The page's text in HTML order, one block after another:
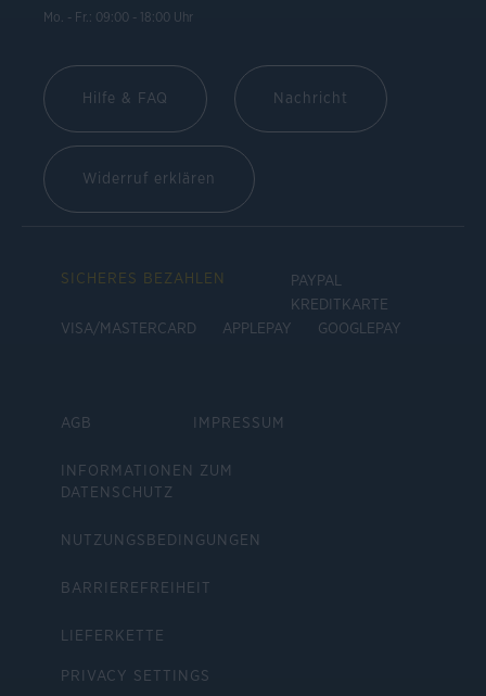
Mo. - Fr.: 09:00 - 18:00 Uhr
Hilfe & FAQ Nachricht
Widerruf erklären
SICHERES BEZAHLEN
PAYPAL
KREDITKARTE
VISA/MASTERCARD
APPLEPAY GOOGLEPAY
AGB IMPRESSUM
INFORMATIONEN ZUM
DATENSCHUTZ
NUTZUNGSBEDINGUNGEN
BARRIEREFREIHEIT
LIEFERKETTE
PRIVACY SETTINGS